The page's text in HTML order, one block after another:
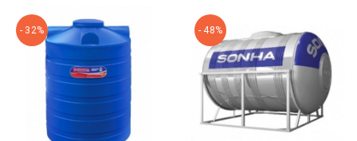
- 32% - 48%